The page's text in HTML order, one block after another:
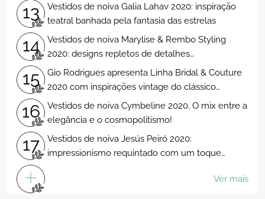
13
Vestidos de noiva Galia Lahav 2020: inspiração
teatral banhada pela fantasia das estrelas
14
Vestidos de noiva Marylise & Rembo Styling
2020: designs repletos de detalhes
extraordinarios
15
Gio Rodrigues apresenta Linha Bridal & Couture
2020 com inspirações vintage do clássico
Casablanca
16
Vestidos de noiva Cymbeline 2020. O mix entre a
elegância e o cosmopolitismo!
17
Vestidos de noiva Jesús Peiró 2020:
impressionismo requintado com um toque
Ver mais